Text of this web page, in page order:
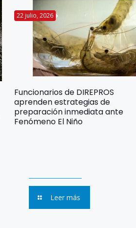
22 julio, 2026
Funcionarios de DIREPROS
aprenden estrategias de
preparación inmediata ante
Fenómeno El Niño
Leer más